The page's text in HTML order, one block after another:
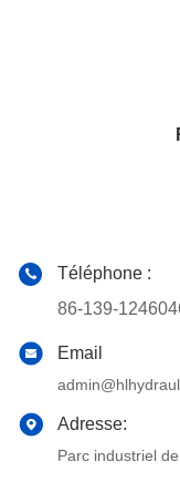
Téléphone :
86-139-
Email
Adresse:
Parc industriel